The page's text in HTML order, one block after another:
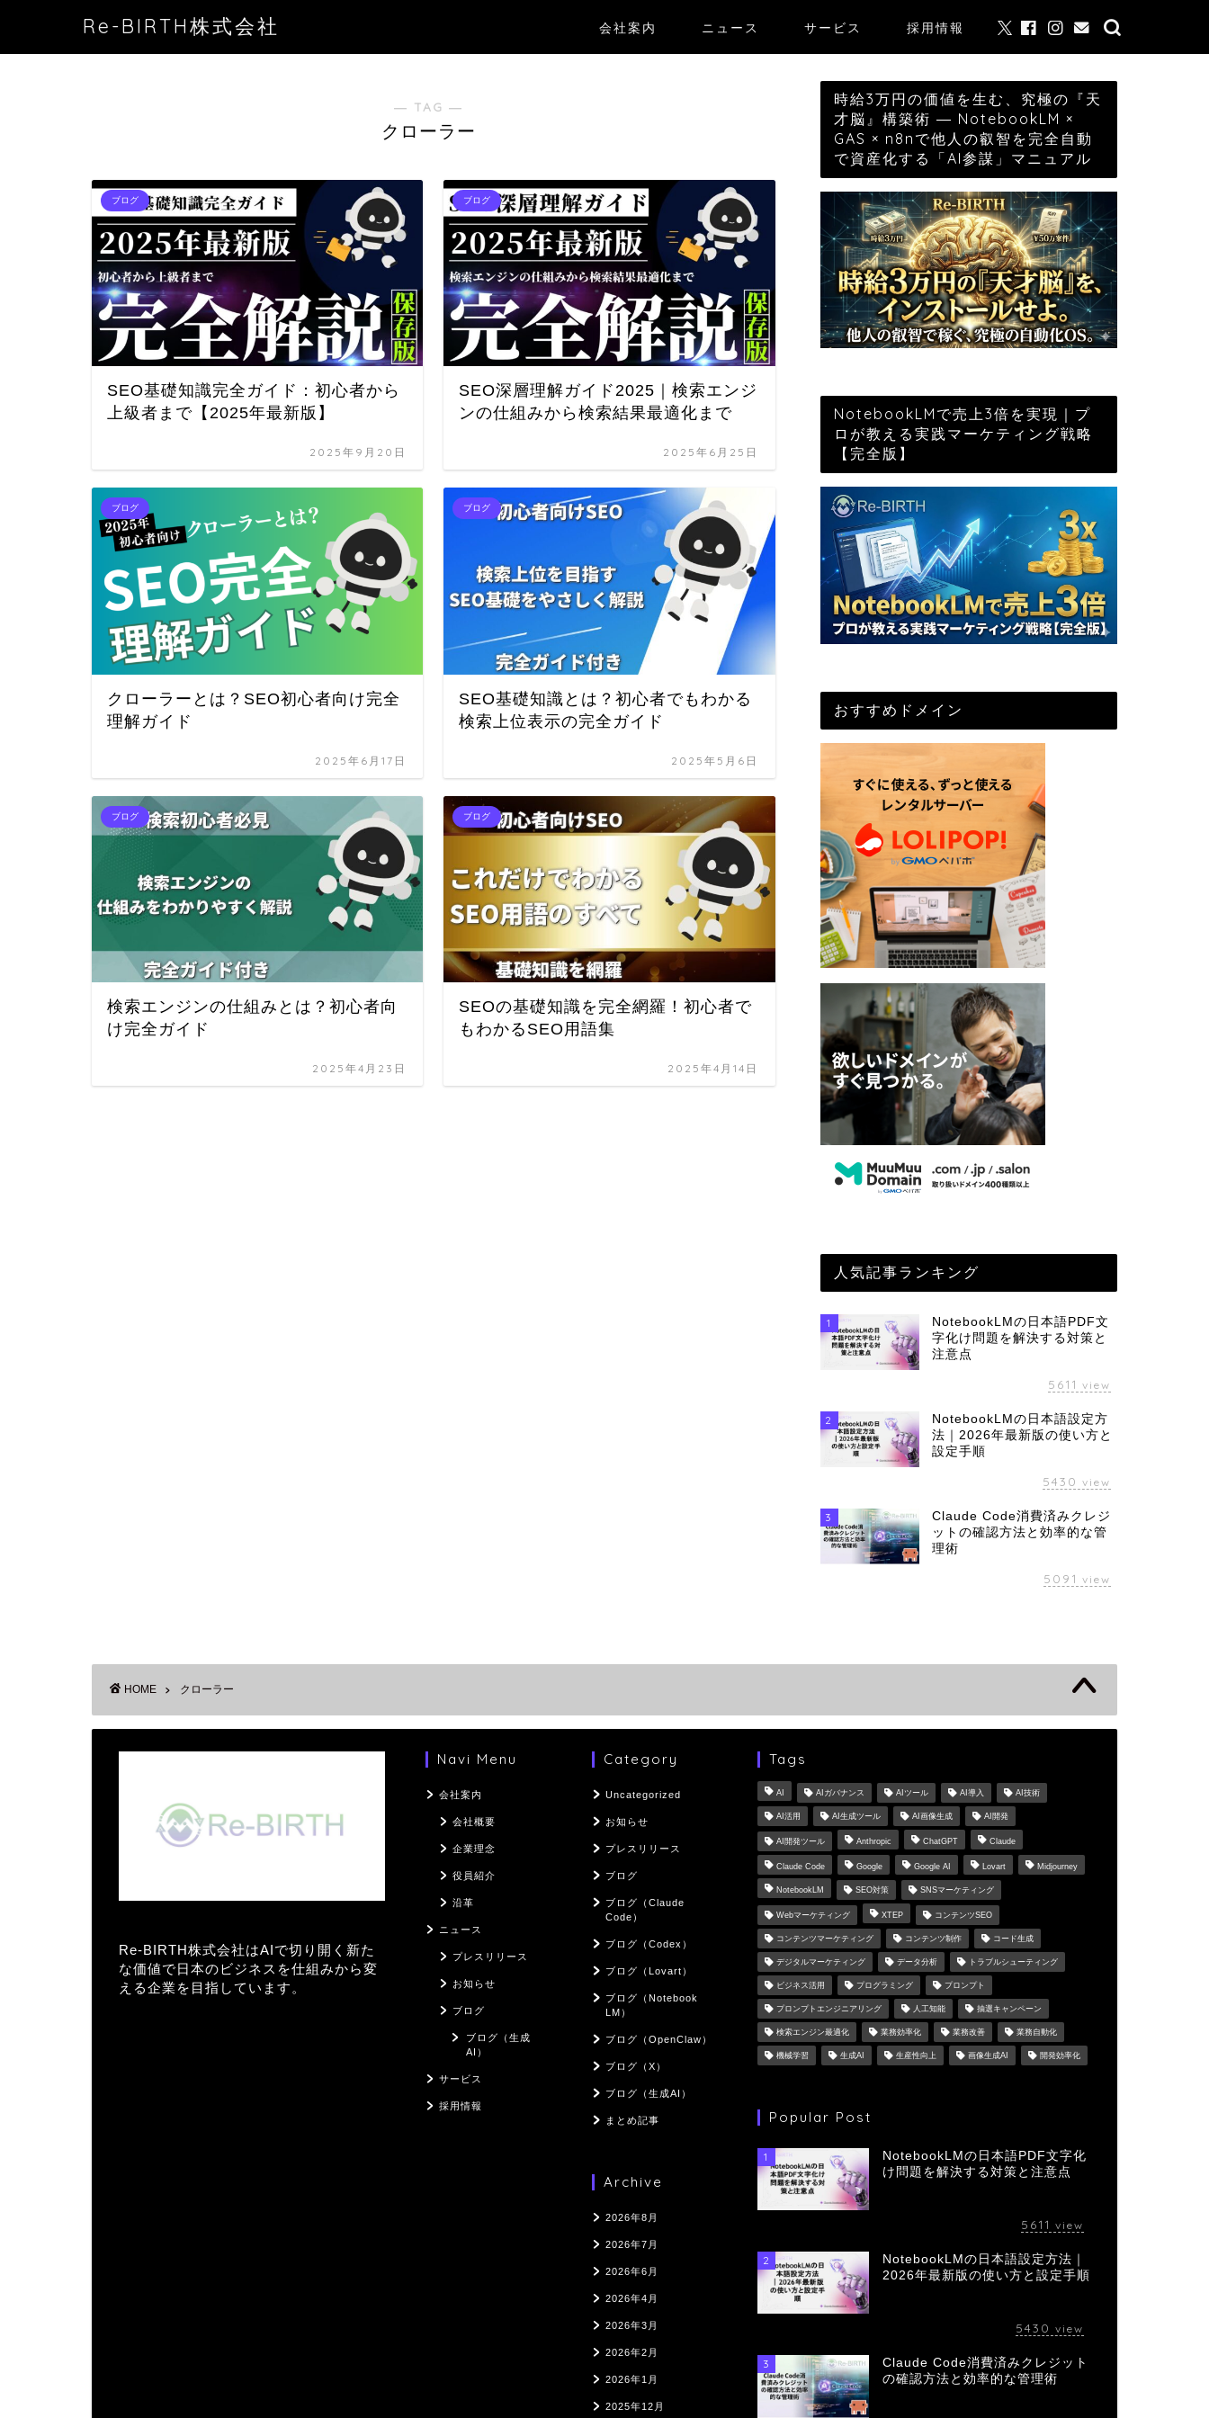
Re-BIRTH株式会社 会社案内 ニュース サービス 採用情報
― TAG ―
クローラー
ブログ
SEO基礎知識完全ガイド：初心者から
上級者まで【2025年最新版】
2025年9月20日
ブログ
SEO深層理解ガイド2025｜検索エンジ
ンの仕組みから検索結果最適化まで
2025年6月25日
ブログ
クローラーとは？SEO初心者向け完全
理解ガイド
2025年6月17日
ブログ
SEO基礎知識とは？初心者でもわかる
検索上位表示の完全ガイド
2025年5月6日
ブログ
検索エンジンの仕組みとは？初心者向
け完全ガイド
2025年4月23日
ブログ
SEOの基礎知識を完全網羅！初心者で
もわかるSEO用語集
2025年4月14日
時給3万円の価値を生む、究極の『天
才脳』構築術 ― NotebookLM ×
GAS × n8nで他人の叡智を完全自動
で資産化する「AI参謀」マニュアル
NotebookLMで売上3倍を実現｜プ
ロが教える実践マーケティング戦略
【完全版】
おすすめドメイン
人気記事ランキング
1
NotebookLMの日本語PDF文
字化け問題を解決する対策と
注意点
5611 view
2
NotebookLMの日本語設定方
法｜2026年最新版の使い方と
設定手順
5430 view
3
Claude Code消費済みクレジ
ットの確認方法と効率的な管
理術
5091 view
HOME クローラー
Re-BIRTH株式会社はAIで切り開く新た
な価値で日本のビジネスを仕組みから変
える企業を目指しています。
Navi Menu
会社案内
会社概要
企業理念
役員紹介
沿革
ニュース
プレスリリース
お知らせ
ブログ
ブログ（生成
AI）
サービス
採用情報
Category
Uncategorized
お知らせ
プレスリリース
ブログ
ブログ（Claude
Code）
ブログ（Codex）
ブログ（Lovart）
ブログ（Notebook
LM）
ブログ（OpenClaw）
ブログ（X）
ブログ（生成AI）
まとめ記事
Archive
2026年8月
2026年7月
2026年6月
2026年4月
2026年3月
2026年2月
2026年1月
2025年12月
Tags
AI AIガバナンス AIツール AI導入 AI技術
AI活用 AI生成ツール AI画像生成 AI開発
AI開発ツール Anthropic ChatGPT Claude
Claude Code Google Google AI Lovart Midjourney
NotebookLM SEO対策 SNSマーケティング
Webマーケティング XTEP コンテンツSEO
コンテンツマーケティング コンテンツ制作 コード生成
デジタルマーケティング データ分析 トラブルシューティング
ビジネス活用 プログラミング プロンプト
プロンプトエンジニアリング 人工知能 抽選キャンペーン
検索エンジン最適化 業務効率化 業務改善 業務自動化
機械学習 生成AI 生産性向上 画像生成AI 開発効率化
Popular Post
1
NotebookLMの日本語PDF文字化
け問題を解決する対策と注意点
5611 view
2
NotebookLMの日本語設定方法｜
2026年最新版の使い方と設定手順
5430 view
3
Claude Code消費済みクレジット
の確認方法と効率的な管理術